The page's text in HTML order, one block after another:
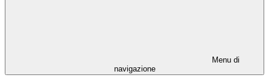
Menu di
navigazione